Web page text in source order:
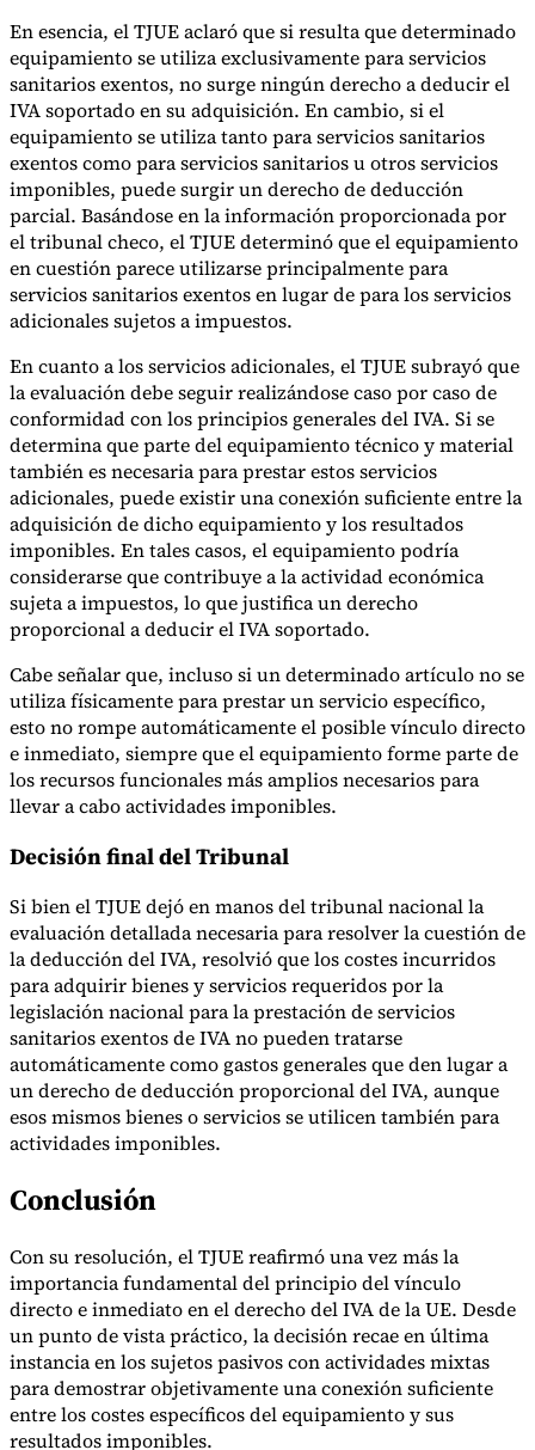
En esencia, el TJUE aclaró que si resulta que determinado
equipamiento se utiliza exclusivamente para servicios
sanitarios exentos, no surge ningún derecho a deducir el
IVA soportado en su adquisición. En cambio, si el
equipamiento se utiliza tanto para servicios sanitarios
exentos como para servicios sanitarios u otros servicios
imponibles, puede surgir un derecho de deducción
parcial. Basándose en la información proporcionada por
el tribunal checo, el TJUE determinó que el equipamiento
en cuestión parece utilizarse principalmente para
servicios sanitarios exentos en lugar de para los servicios
adicionales sujetos a impuestos.
En cuanto a los servicios adicionales, el TJUE subrayó que
la evaluación debe seguir realizándose caso por caso de
conformidad con los principios generales del IVA. Si se
determina que parte del equipamiento técnico y material
también es necesaria para prestar estos servicios
adicionales, puede existir una conexión suficiente entre la
adquisición de dicho equipamiento y los resultados
imponibles. En tales casos, el equipamiento podría
considerarse que contribuye a la actividad económica
sujeta a impuestos, lo que justifica un derecho
proporcional a deducir el IVA soportado.
Cabe señalar que, incluso si un determinado artículo no se
utiliza físicamente para prestar un servicio específico,
esto no rompe automáticamente el posible vínculo directo
e inmediato, siempre que el equipamiento forme parte de
los recursos funcionales más amplios necesarios para
llevar a cabo actividades imponibles.
Decisión final del Tribunal
Si bien el TJUE dejó en manos del tribunal nacional la
evaluación detallada necesaria para resolver la cuestión de
la deducción del IVA, resolvió que los costes incurridos
para adquirir bienes y servicios requeridos por la
legislación nacional para la prestación de servicios
sanitarios exentos de IVA no pueden tratarse
automáticamente como gastos generales que den lugar a
un derecho de deducción proporcional del IVA, aunque
esos mismos bienes o servicios se utilicen también para
actividades imponibles.
Conclusión
Con su resolución, el TJUE reafirmó una vez más la
importancia fundamental del principio del vínculo
directo e inmediato en el derecho del IVA de la UE. Desde
un punto de vista práctico, la decisión recae en última
instancia en los sujetos pasivos con actividades mixtas
para demostrar objetivamente una conexión suficiente
entre los costes específicos del equipamiento y sus
resultados imponibles.